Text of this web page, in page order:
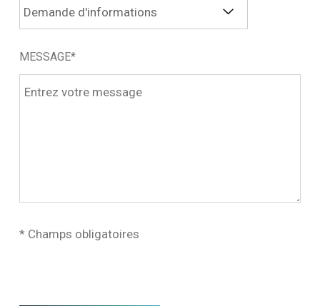
MESSAGE*
* Champs obligatoires